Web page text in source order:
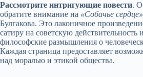
Рассмотрите интригующие повести.
обратите внимание на «Собачье сердце»
Булгакова. Это лаконичное
сатиру на советскую действительность
философские размышления о
Каждая страница предоставляет
над моралью и этикой общества.